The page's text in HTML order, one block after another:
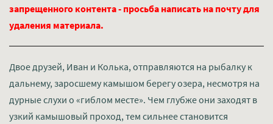
запрещенного контента - просьба написать на почту для
удаления материала.
Двое друзей, Иван и Колька, отправляются на рыбалку к
дальнему, заросшему камышом берегу озера, несмотря на
дурные слухи о «гиблом месте». Чем глубже они заходят в
узкий камышовый проход, тем сильнее становится